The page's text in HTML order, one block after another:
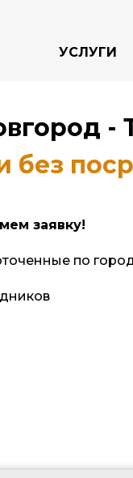
УСЛУГИ
-
без
заявку!
по